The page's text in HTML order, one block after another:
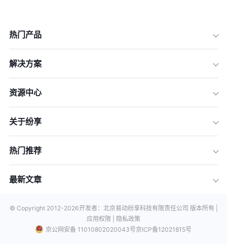
热门产品
解决方案
资源中心
关于纷享
热门推荐
最新文章
© Copyright 2012-2026开发者：北京易动纷享科技有限责任公司 版本所有 |
应用权限 |
隐私政策
京公网安备 11010802020043号京ICP备12021815号